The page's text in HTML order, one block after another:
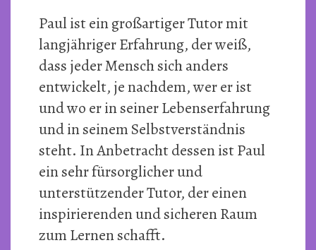
Paul ist ein großartiger Tutor mit
langjähriger Erfahrung, der weiß,
dass jeder Mensch sich anders
entwickelt, je nachdem, wer er ist
und wo er in seiner Lebenserfahrung
und in seinem Selbstverständnis
steht. In Anbetracht dessen ist Paul
ein sehr fürsorglicher und
unterstützender Tutor, der einen
inspirierenden und sicheren Raum
zum Lernen schafft.